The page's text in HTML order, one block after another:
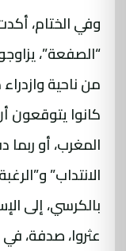
وفي الختام،
“الصفعة”،
من ناحية
كانوا يتوقعون
المغرب، أو
الانتداب”
بالكرسي، إلى
عثروا، صدفة، في